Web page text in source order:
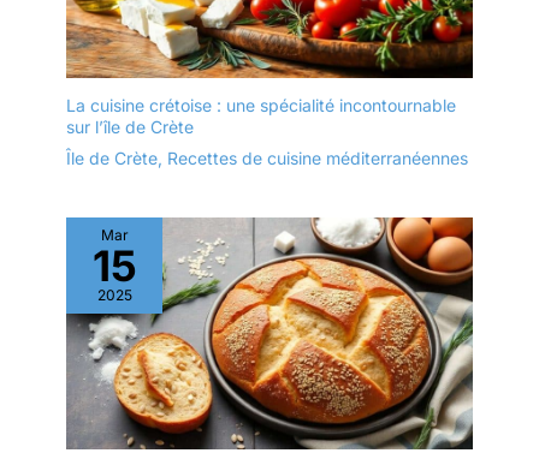
bavures garantissent un
toucher doux et sûr
ENTRETIEN FACILE ET
USAGE POLYVALENT :
ces couverts passent au
à la main est
du chapage en titane,
aussi bien pour un usage
quotidien que pour des
occasions formelles
La cuisine crétoise : une spécialité incontournable
sur l’île de Crète
Île de Crète, Recettes de cuisine méditerranéennes
Mar
15
2025